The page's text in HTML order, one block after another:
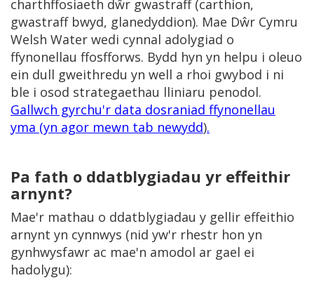
charthffosiaeth dŵr gwastraff (carthion,
gwastraff bwyd, glanedyddion). Mae Dŵr Cymru
Welsh Water wedi cynnal adolygiad o
ffynonellau ffosfforws. Bydd hyn yn helpu i oleuo
ein dull gweithredu yn well a rhoi gwybod i ni
ble i osod strategaethau lliniaru penodol.
Gallwch gyrchu'r data dosraniad ffynonellau
yma (yn agor mewn tab newydd).
Pa fath o ddatblygiadau yr effeithir
arnynt?
Mae'r mathau o ddatblygiadau y gellir effeithio
arnynt yn cynnwys (nid yw'r rhestr hon yn
gynhwysfawr ac mae'n amodol ar gael ei
hadolygu):